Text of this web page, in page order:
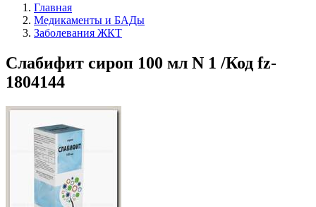
Главная
Медикаменты и БАДы
Заболевания ЖКТ
Слабифит сироп 100 мл N 1 /Код fz-
1804144